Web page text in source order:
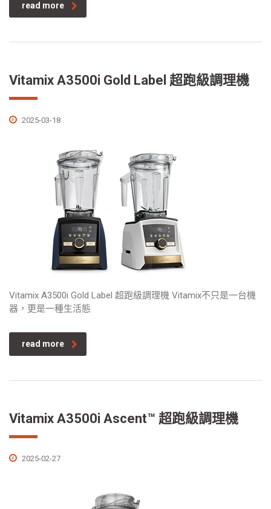
read more
Vitamix A3500i Gold Label 超跑級調理機
2025-03-18
Vitamix A3500i Gold Label 超跑級調理機 Vitamix不只是一台機
器，更是一種生活態
read more
Vitamix A3500i Ascent™ 超跑級調理機
2025-02-27